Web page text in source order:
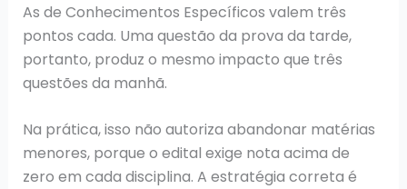
As de Conhecimentos Específicos valem três
pontos cada. Uma questão da prova da tarde,
portanto, produz o mesmo impacto que três
questões da manhã.
Na prática, isso não autoriza abandonar matérias
menores, porque o edital exige nota acima de
zero em cada disciplina. A estratégia correta é